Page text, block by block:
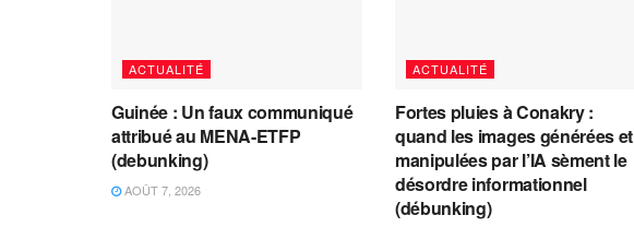
ACTUALITÉ
Guinée : Un faux communiqué
attribué au MENA-ETFP
(debunking)
AOÛT 7, 2026
ACTUALITÉ
Fortes pluies à Conakry :
quand les images générées et
manipulées par l’IA sèment le
désordre informationnel
(débunking)